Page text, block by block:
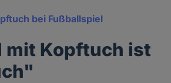
bei Fußballspiel
mit Kopftuch ist